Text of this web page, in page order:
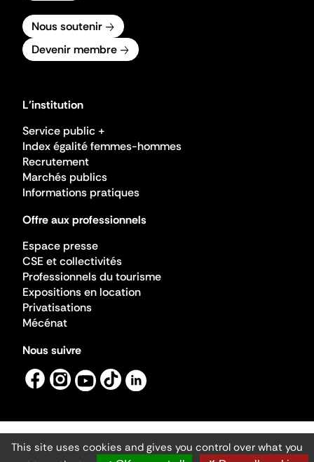
Nous soutenir
Devenir membre
L'institution
Service public +
Index égalité femmes-hommes
Recrutement
Marchés publics
Informations pratiques
Offre aux professionnels
Espace presse
CSE et collectivités
Professionnels du tourisme
Expositions en location
Privatisations
Mécénat
Nous suivre
Mentions légales
Gestion des cookies
This site uses cookies and gives you control over what you